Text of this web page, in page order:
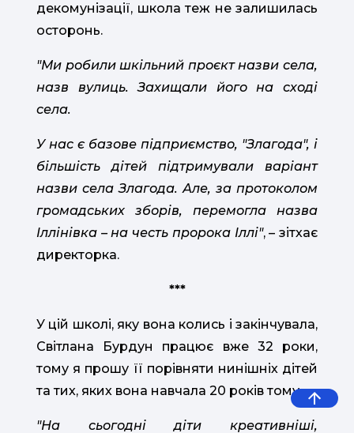
декомунізації, школа теж не залишилась
осторонь.
"Ми робили шкільний проєкт назви села,
назв вулиць. Захищали його на сході
села.
У нас є базове підприємство, "Злагода", і
більшість дітей підтримували варіант
назви села Злагода. Але, за протоколом
громадських зборів, перемогла назва
Іллінівка – на честь пророка Іллі", – зітхає
директорка.
***
У цій школі, яку вона колись і закінчувала,
Світлана Бурдун працює вже 32 роки,
тому я прошу її порівняти нинішніх дітей
та тих, яких вона навчала 20 років тому.
"На сьогодні діти креативніші,